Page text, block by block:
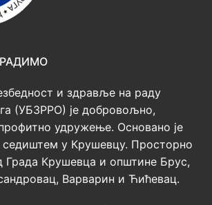
и здравље на раду
(УБЗРРО) је добровољно,
удружење. Основано је
седиштем у Крушевцу. Просторно
Града Крушевца и општине Брус,
Варварин и Ћићевац.